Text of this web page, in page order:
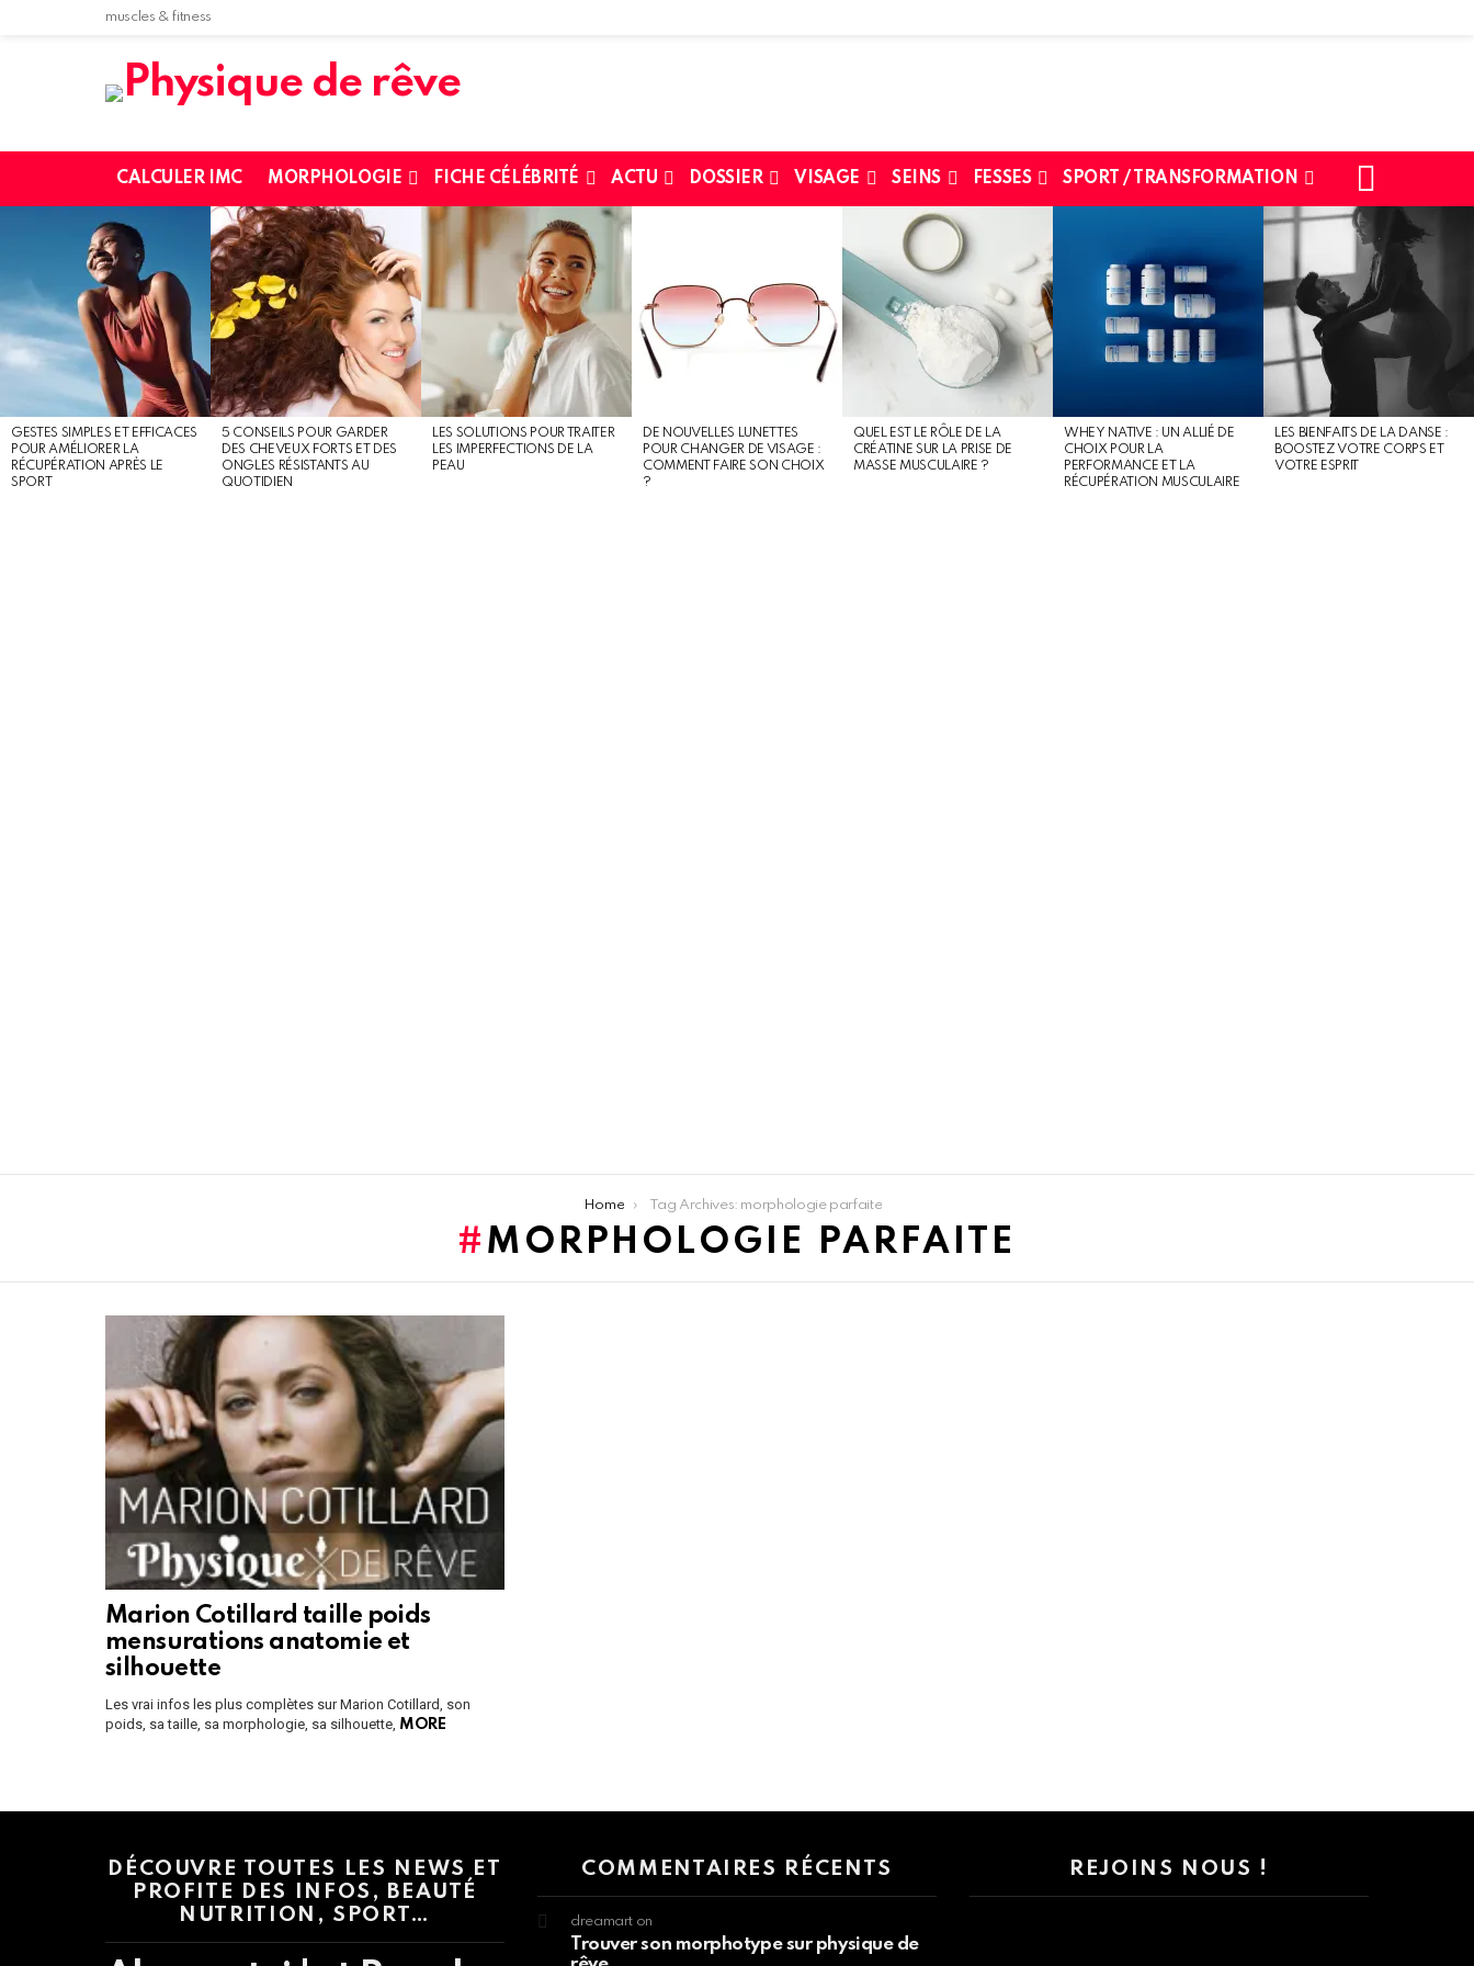
muscles & fitness
CALCULER IMC MORPHOLOGIE FICHE CÉLÉBRITÉ ACTU DOSSIER VISAGE SEINS FESSES SPORT / TRANSFORMATION
GESTES SIMPLES ET EFFICACES
POUR AMÉLIORER LA
RÉCUPÉRATION APRÈS LE
SPORT
5 CONSEILS POUR GARDER
DES CHEVEUX FORTS ET DES
ONGLES RÉSISTANTS AU
QUOTIDIEN
LES SOLUTIONS POUR TRAITER
LES IMPERFECTIONS DE LA
PEAU
DE NOUVELLES LUNETTES
POUR CHANGER DE VISAGE :
COMMENT FAIRE SON CHOIX
?
QUEL EST LE RÔLE DE LA
CRÉATINE SUR LA PRISE DE
MASSE MUSCULAIRE ?
WHEY NATIVE : UN ALLIÉ DE
CHOIX POUR LA
PERFORMANCE ET LA
RÉCUPÉRATION MUSCULAIRE
LES BIENFAITS DE LA DANSE :
BOOSTEZ VOTRE CORPS ET
VOTRE ESPRIT
Home Tag Archives: morphologie parfaite
MORPHOLOGIE PARFAITE
LATEST
STORIES
Marion Cotillard taille poids
mensurations anatomie et
silhouette
Les vrai infos les plus complètes sur Marion Cotillard, son
poids, sa taille, sa morphologie, sa silhouette, MORE
DÉCOUVRE TOUTES LES NEWS ET
PROFITE DES INFOS, BEAUTÉ
NUTRITION, SPORT…
COMMENTAIRES RÉCENTS
dreamart on
Trouver son morphotype sur physique de
REJOINS NOUS !